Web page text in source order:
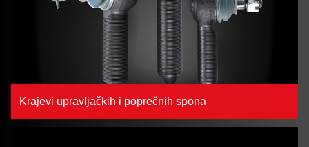
Krajevi upravljačkih i poprečnih spona